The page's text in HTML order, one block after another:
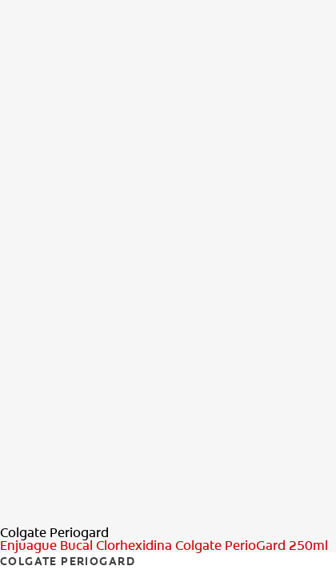
Colgate Periogard
Enjuague Bucal Clorhexidina Colgate PerioGard 250ml
COLGATE PERIOGARD